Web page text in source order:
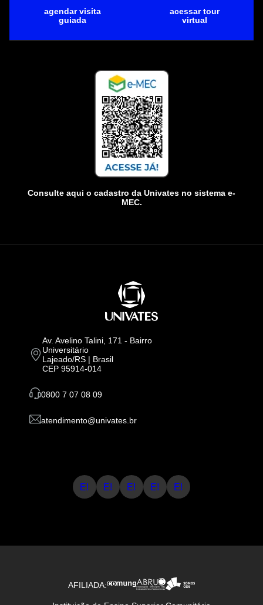
agendar visita
guiada
acessar tour
virtual
Consulte aqui o cadastro da Univates no sistema e-
MEC.
Av. Avelino Talini, 171 - Bairro
Universitário
Lajeado/RS | Brasil
CEP 95914-014
0800 7 07 08 09
atendimento@univates.br
E! E! E! E! E!
AFILIADA: